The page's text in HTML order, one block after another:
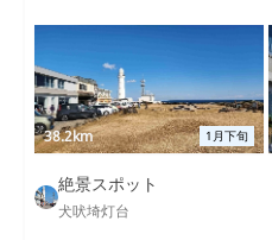
1月下旬
38.2km
絶景スポット
犬吠埼灯台